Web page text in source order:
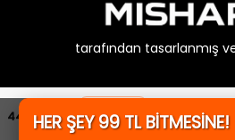
449,99 TL
404,99 TL
tarafından tasarlanmış
HER ŞEY 99 TL BİTMESİNE!